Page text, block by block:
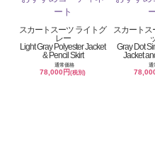
スカートスーツ ライトグ
レー
Light Gray Polyester Jacket
& Pencil Skirt
通常価格
78,000円(税別)
スカートス
Gray Dot
Jacket
通